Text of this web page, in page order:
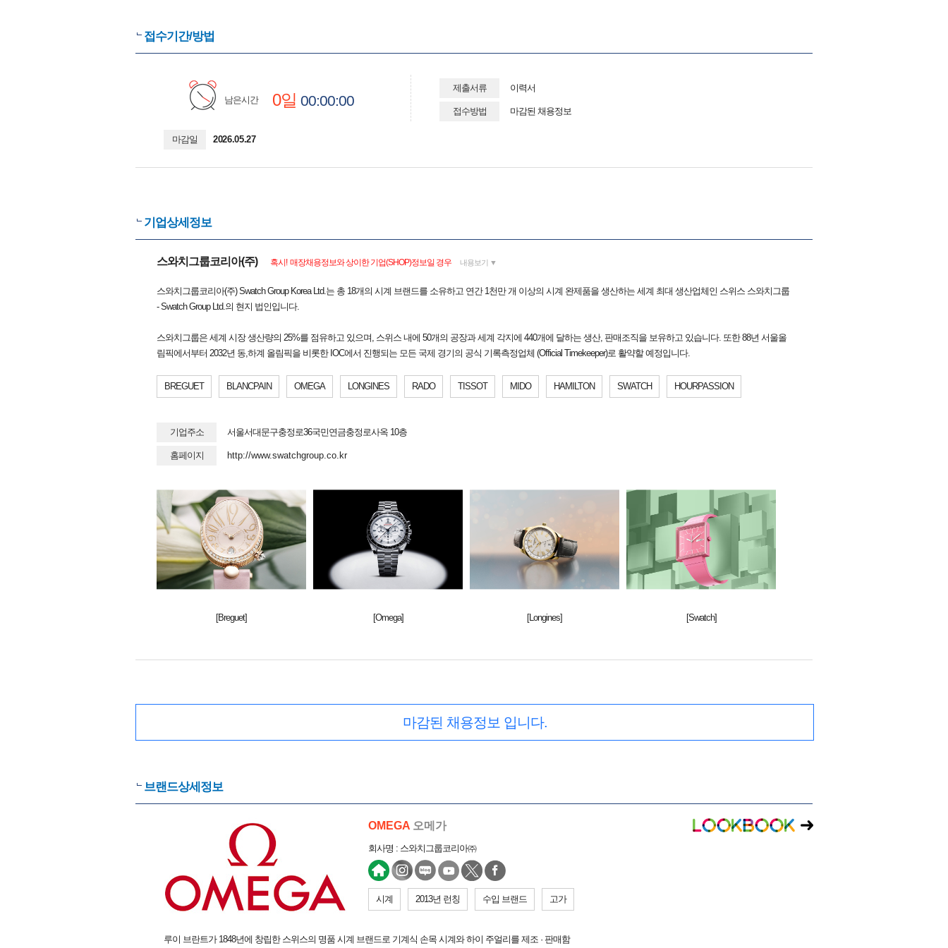
접수기간/방법
남은시간 0일 00:00:00
마감일 2026.05.27
제출서류 이력서
접수방법 마감된 채용정보
기업상세정보
스와치그룹코리아(주) 혹시! 매장채용정보와 상이한 기업(SHOP)정보일 경우 내용보기 ▼
스와치그룹코리아(주) Swatch Group Korea Ltd.는 총 18개의 시계 브랜드를 소유하고 연간 1천만 개 이상의 시계 완제품을 생산하는 세계 최대 생산업체인 스위스 스와치그룹
- Swatch Group Ltd.의 현지 법인입니다.
스와치그룹은 세계 시장 생산량의 25%를 점유하고 있으며, 스위스 내에 50개의 공장과 세계 각지에 440개에 달하는 생산, 판매조직을 보유하고 있습니다. 또한 88년 서울올
림픽에서부터 2032년 동,하계 올림픽을 비롯한 IOC에서 진행되는 모든 국제 경기의 공식 기록측정업체 (Official Timekeeper)로 활약할 예정입니다.
BREGUET BLANCPAIN OMEGA LONGINES RADO TISSOT MIDO HAMILTON SWATCH HOURPASSION
기업주소 서울서대문구충정로36국민연금충정로사옥 10층
홈페이지 http://www.swatchgroup.co.kr
[Breguet] [Omega] [Longines] [Swatch]
마감된 채용정보 입니다.
브랜드상세정보
OMEGA 오메가
회사명 : 스와치그룹코리아㈜
시계 2013년 런칭 수입 브랜드 고가
루이 브란트가 1848년에 창립한 스위스의 명품 시계 브랜드로 기계식 손목 시계와 하이 주얼리를 제조 · 판매함